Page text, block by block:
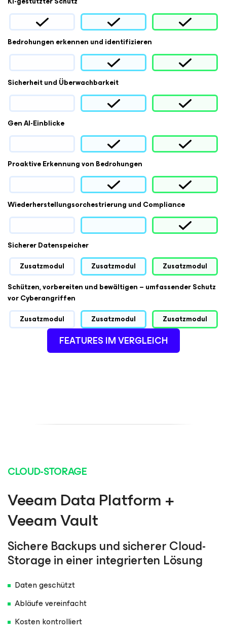
Bedrohungen erkennen und identifizieren
Sicherheit und Überwachbarkeit
Gen AI-Einblicke
Proaktive Erkennung von Bedrohungen
Wiederherstellungsorchestrierung und Compliance
Sicherer Datenspeicher
Zusatzmodul
Zusatzmodul
Zusatzmodul
Schützen, vorbereiten und bewältigen – umfassender Schutz
vor Cyberangriffen
Zusatzmodul
Zusatzmodul Zusatzmodul
FEATURES IM VERGLEICH
CLOUD-STORAGE
Veeam Data Platform +
Veeam Vault
Sichere Backups und sicherer Cloud-
Storage in einer integrierten Lösung
Daten geschützt
Abläufe vereinfacht
Kosten kontrolliert